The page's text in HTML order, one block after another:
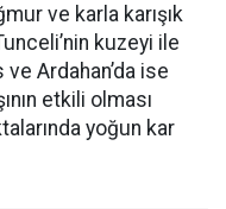
ve karla karışık
kuzeyi ile
Ardahan’da ise
etkili olması
yoğun kar